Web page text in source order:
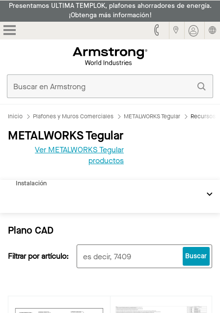
Presentamos ULTIMA TEMPLOK, plafones ahorradores de energía.
¡Obtenga más información!
Inicio Plafones y Muros Comerciales METALWORKS Tegular Recursos
METALWORKS Tegular
Ver METALWORKS Tegular
productos
Instalación
Plano CAD
Filtrar por artículo: Buscar